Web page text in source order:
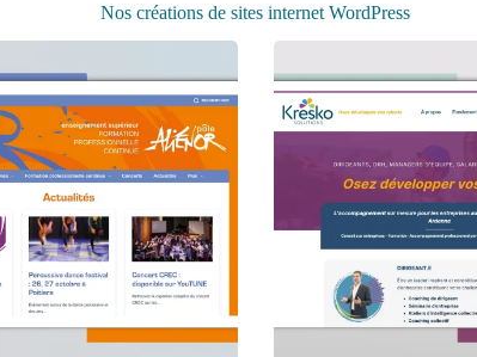
Nos créations de sites internet WordPress